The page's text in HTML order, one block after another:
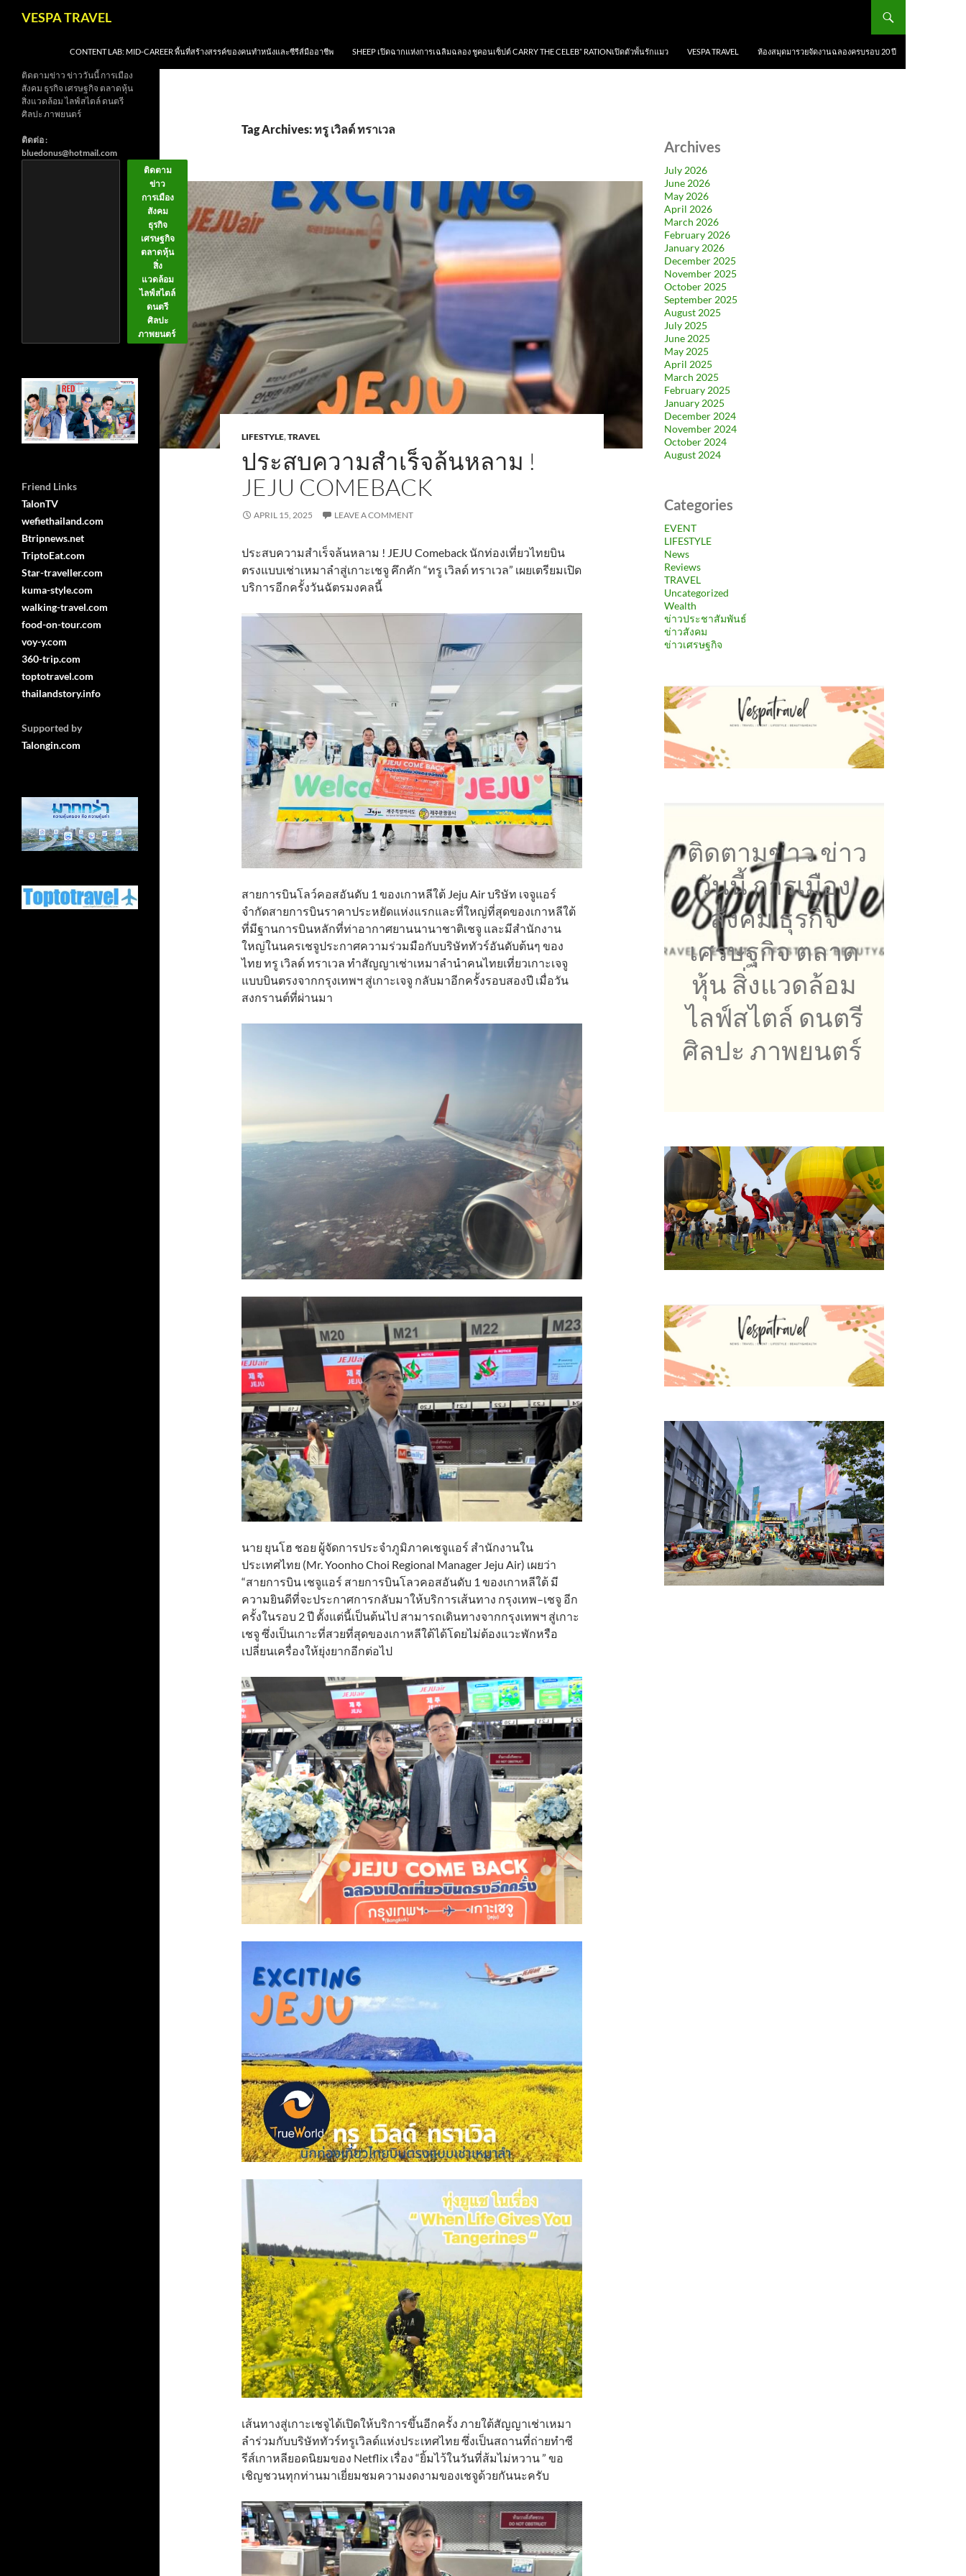
VESPA TRAVEL
CONTENT LAB: MID-CAREER พื้นที่สร้างสรรค์ของคนทำหนังและซีรีส์มืออาชีพ SHEEP เปิดฉากแห่งการเฉลิมฉลอง ชูคอนเซ็ปต์ CARRY THE CELEB” RATIONเปิดตัวพั้นรักแมว VESPA TRAVEL ห้องสมุดมารวยจัดงานฉลองครบรอบ 20 ปี
Tag Archives: ทรู เวิลด์ ทราเวล
LIFESTYLE,TRAVEL
ประสบความสำเร็จล้นหลาม !
JEJU COMEBACK
APRIL 15, 2025 LEAVE A COMMENT
ประสบความสำเร็จล้นหลาม ! JEJU Comeback นักท่องเที่ยวไทยบิน
ตรงแบบเช่าเหมาลำสู่เกาะเชจู คึกคัก “ทรู เวิลด์ ทราเวล” เผยเตรียมเปิด
บริการอีกครั้งวันฉัตรมงคลนี้
สายการบินโลว์คอสอันดับ 1 ของเกาหลีใต้ Jeju Air บริษัท เจจูแอร์
จำกัดสายการบินราคาประหยัดแห่งแรกและที่ใหญ่ที่สุดของเกาหลีใต้
ที่มีฐานการบินหลักที่ท่าอากาศยานนานาชาติเชจู และมีสำนักงาน
ใหญ่ในนครเชจูประกาศความร่วมมือกับบริษัททัวร์อันดับต้นๆ ของ
ไทย ทรู เวิลด์ ทราเวล ทำสัญญาเช่าเหมาลำนำคนไทยเที่ยวเกาะเจจู
แบบบินตรงจากกรุงเทพฯ สู่เกาะเจจู กลับมาอีกครั้งรอบสองปี เมื่อวัน
สงกรานต์ที่ผ่านมา
นาย ยุนโฮ ชอย ผู้จัดการประจำภูมิภาคเชจูแอร์ สำนักงานใน
ประเทศไทย (Mr. Yoonho Choi Regional Manager Jeju Air) เผยว่า
“สายการบิน เชจูแอร์ สายการบินโลวคอสอันดับ 1 ของเกาหลีใต้ มี
ความยินดีที่จะประกาศการกลับมาให้บริการเส้นทาง กรุงเทพ–เชจู อีก
ครั้งในรอบ 2 ปี ตั้งแต่นี้เป็นต้นไป สามารถเดินทางจากกรุงเทพฯ สู่เกาะ
เชจู ซึ่งเป็นเกาะที่สวยที่สุดของเกาหลีใต้ได้โดยไม่ต้องแวะพักหรือ
เปลี่ยนเครื่องให้ยุ่งยากอีกต่อไป
เส้นทางสู่เกาะเชจูได้เปิดให้บริการขึ้นอีกครั้ง ภายใต้สัญญาเช่าเหมา
ลำร่วมกับบริษัททัวร์ทรูเวิลด์แห่งประเทศไทย ซึ่งเป็นสถานที่ถ่ายทำซี
รีส์เกาหลียอดนิยมของ Netflix เรื่อง “ยิ้มไว้ในวันที่ส้มไม่หวาน ” ขอ
เชิญชวนทุกท่านมาเยี่ยมชมความงดงามของเชจูด้วยกันนะครับ
Archives
July 2026
June 2026
May 2026
April 2026
March 2026
February 2026
January 2026
December 2025
November 2025
October 2025
September 2025
August 2025
July 2025
June 2025
May 2025
April 2025
March 2025
February 2025
January 2025
December 2024
November 2024
October 2024
August 2024
Categories
EVENT
LIFESTYLE
News
Reviews
TRAVEL
Uncategorized
Wealth
ข่าวประชาสัมพันธ์
ข่าวสังคม
ข่าวเศรษฐกิจ
ติดตามข่าว ข่าว
วันนี้ การเมือง
สังคม ธุรกิจ
เศรษฐกิจ ตลาด
หุ้น สิ่งแวดล้อม
ไลฟ์สไตล์ ดนตรี
ศิลปะ ภาพยนตร์
ติดตามข่าว ข่าววันนี้ การเมือง
สังคม ธุรกิจ เศรษฐกิจ ตลาดหุ้น
สิ่งแวดล้อม ไลฟ์สไตล์ ดนตรี
ศิลปะ ภาพยนตร์
ติดต่อ :
bluedonus@hotmail.com
ติดตาม
ข่าว
การเมือง
สังคม
ธุรกิจ
เศรษฐกิจ
ตลาดหุ้น
สิ่ง
แวดล้อม
ไลฟ์สไตล์
ดนตรี
ศิลปะ
ภาพยนตร์
Friend Links
TalonTV
wefiethailand.com
Btripnews.net
TriptoEat.com
Star-traveller.com
kuma-style.com
walking-travel.com
food-on-tour.com
voy-y.com
360-trip.com
toptotravel.com
thailandstory.info
Supported by
Talongin.com